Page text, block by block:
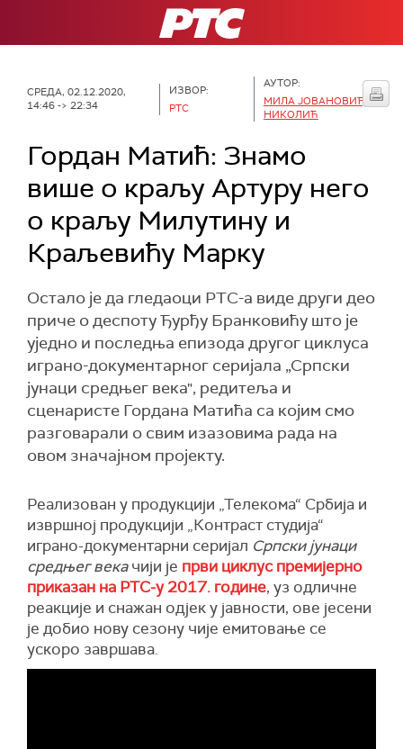
РТС
СРЕДА, 02.12.2020,
14:46 -> 22:34
ИЗВОР:
РТС
АУТОР:
МИЛА ЈОВАНОВИЋ
НИКОЛИЋ
Гордан Матић: Знамо
више о краљу Артуру него
о краљу Милутину и
Краљевићу Марку
Остало је да гледаоци РТС-а виде други део
приче о деспоту Ђурђу Бранковићу што је
уједно и последња епизода другог циклуса
играно-документарног серијала „Српски
јунаци средњег века", редитеља и
сценаристе Гордана Матића са којим смо
разговарали о свим изазовима рада на
овом значајном пројекту.
Реализован у продукцији „Телекома“ Србија и
извршној продукцији „Контраст студија“
играно-документарни серијал Српски јунаци
средњег векачији је први циклус премијерно
приказан на РТС-у 2017. године, уз одличне
реакције и снажан одјек у јавности, ове јесени
је добио нову сезону чије емитовање се
ускоро завршава.